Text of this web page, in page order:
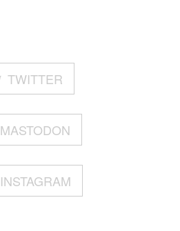
TWITTER
MASTODON
INSTAGRAM